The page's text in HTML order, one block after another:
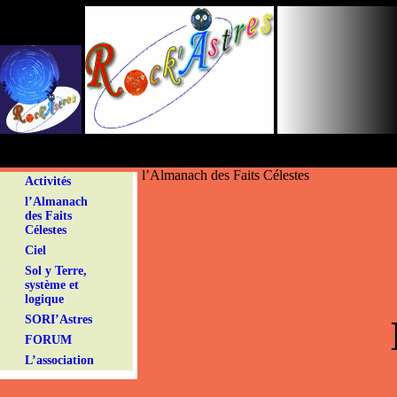
Activités
l’Almanach
des Faits
Célestes
Ciel
Sol y Terre,
système et
logique
SORI’Astres
FORUM
L’association
l’Almanach des Faits Célestes
Panneau de gestion des cookies